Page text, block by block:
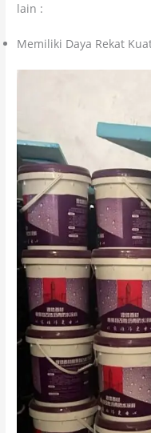
lain :
Memiliki Daya Rekat